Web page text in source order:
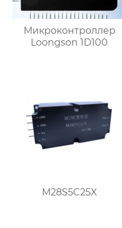
Микроконтроллер
Loongson 1D100
M28S5C25X